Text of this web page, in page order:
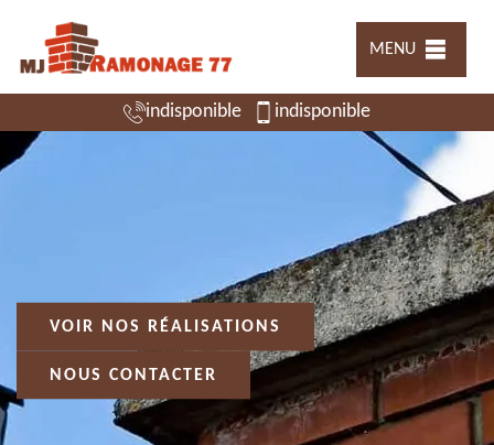
MENU
indisponible indisponible
VOIR NOS RÉALISATIONS
NOUS CONTACTER